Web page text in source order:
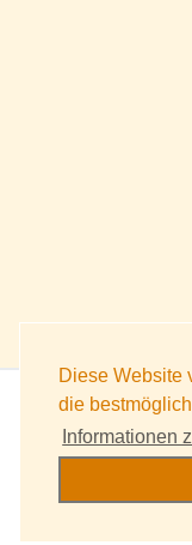
X360° Postkarten-
Online Versand
Diese Website
die
Informationen